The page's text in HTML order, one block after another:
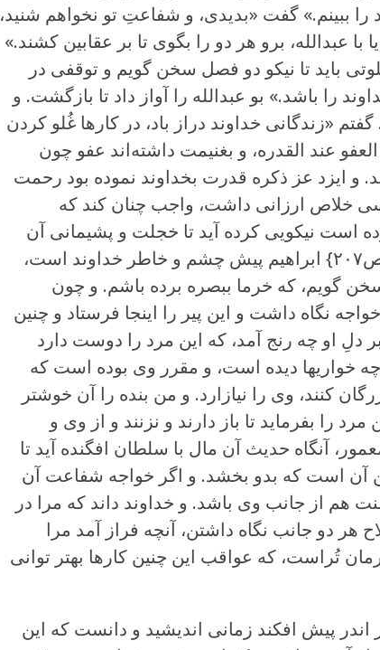
ببینم.» گفت «بدیدی، و شفاعتِ تو نخواهم شنید،
با عبدالله، برو هر دو را بگوی تا بر عقابین کشند.»
باید تا نیکو دو فصل سخن گویم و توقفی در
را باشد.» بو عبدالله را آواز داد تا بازگشت. و
«زندگانی خداوند دراز باد، در کارها غُلو کردن
عند القدره، و بغنیمت داشته‌اند عفو چون
و ایزد عز ذکره قدرت بخداوند نموده بود رحمت
خلاص ارزانی داشت، واجب چنان کند که
است نیکویی کرده آید تا خجلت و پشیمانی آن
کس را باشد. و اخبار مأمون و {ص۲۰۷} ابراهیم پیش چشم و خاطر خداوند است،
گویم، که خرما ببصره برده باشم. و چون
نگاه داشت و این پیر را اینجا فرستاد و چنین
دلِ او چه رنج آمد، که این مرد را دوست دارد
خواریها دیده است، و مقرر وی بوده است که
کنند، وی را نیازارد. و من بنده را آن خوشتر
را بفرماید تا باز دارند و نزنند و از وی و
آنگاه حدیث آن مال با سلطان افگنده آید تا
آن است که بدو بخشد. و اگر خواجه شفاعت آن
هم از جانب وی باشد. و خداوند داند که مرا در
دو جانب نگاه داشتن، آنچه فراز آمد مرا
تُراست، که عواقب این چنین کارها بهتر توانی
پیش افکند زمانی اندیشید و دانست که این